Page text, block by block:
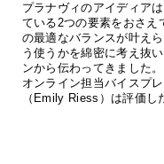
プラナヴィのアイディア
ている2つの要素をおさえ
の最適なバランスが叶え
う使うかを綿密に考え抜
ンから伝わってきました
オンライン担当バイスプ
（Emily Riess）は評価し